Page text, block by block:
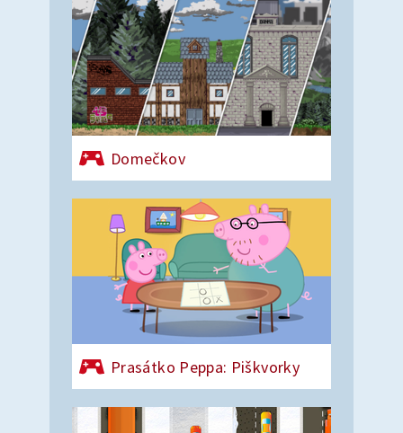
Domečkov
Prasátko Peppa: Piškvorky